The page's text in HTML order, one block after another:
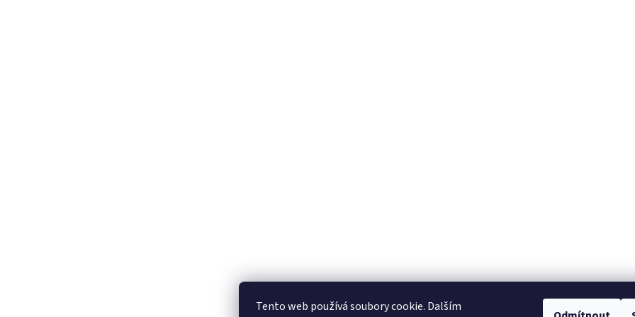
Tento web používá soubory cookie. Dalším